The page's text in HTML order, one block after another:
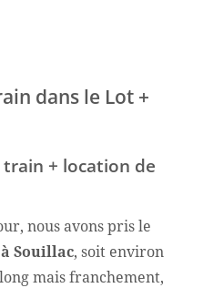
dans le Lot +
train + location de
nous avons pris le
Souillac, soit environ
mais franchement,